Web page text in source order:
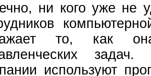
ни кого уже не
то, как
используют